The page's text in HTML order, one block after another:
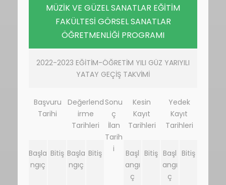
MÜZİK VE GÜZEL SANATLAR EĞİTİM
FAKÜLTESİ GÖRSEL SANATLAR
ÖĞRETMENLİĞİ PROGRAMI
2022-2023 EĞİTİM-ÖĞRETİM YILI GÜZ YARIYILI
YATAY GEÇİŞ TAKVİMİ
Başvuru
Tarihi
Değerlend
irme
Tarihleri
Sonu
ç
İlan
Tarih
i
Kesin
Kayıt
Tarihleri
Yedek
Kayıt
Tarihleri
Başla
ngıç
Bitiş Başla
ngıç
Bitiş
Başl
angı
ç
Bitiş Başl
angı
ç
Bitiş